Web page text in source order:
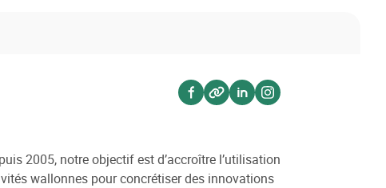
Voir sur facebook
Voir sur website
Voir sur linkedin
Voir sur instagram
2005, notre objectif est d’accroître l’utilisation
wallonnes pour concrétiser des innovations